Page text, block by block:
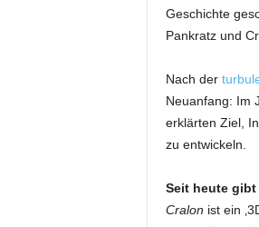
Geschichte
Pankratz und
Nach der
Neuanfang: Im
erklärten Ziel,
zu entwickeln.
Seit heute
Cralon ist ein